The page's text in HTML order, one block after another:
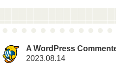
A WordPress
2023.08.14